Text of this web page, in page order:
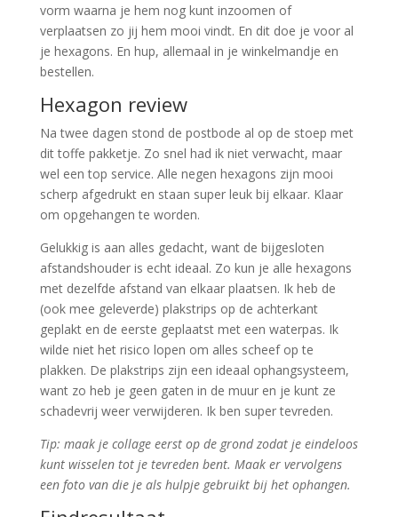
vorm waarna je hem nog kunt inzoomen of
verplaatsen zo jij hem mooi vindt. En dit doe je voor al
je hexagons. En hup, allemaal in je winkelmandje en
bestellen.
Hexagon review
Na twee dagen stond de postbode al op de stoep met
dit toffe pakketje. Zo snel had ik niet verwacht, maar
wel een top service. Alle negen hexagons zijn mooi
scherp afgedrukt en staan super leuk bij elkaar. Klaar
om opgehangen te worden.
Gelukkig is aan alles gedacht, want de bijgesloten
afstandshouder is echt ideaal. Zo kun je alle hexagons
met dezelfde afstand van elkaar plaatsen. Ik heb de
(ook mee geleverde) plakstrips op de achterkant
geplakt en de eerste geplaatst met een waterpas. Ik
wilde niet het risico lopen om alles scheef op te
plakken. De plakstrips zijn een ideaal ophangsysteem,
want zo heb je geen gaten in de muur en je kunt ze
schadevrij weer verwijderen. Ik ben super tevreden.
Tip: maak je collage eerst op de grond zodat je eindeloos
kunt wisselen tot je tevreden bent. Maak er vervolgens
een foto van die je als hulpje gebruikt bij het ophangen.